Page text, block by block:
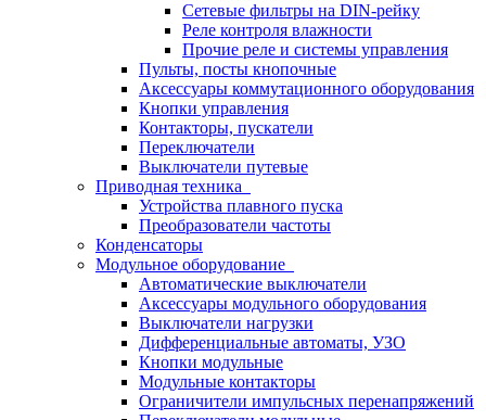
Сетевые фильтры на DIN-рейку
Реле контроля влажности
Прочие реле и системы управления
Пульты, посты кнопочные
Аксессуары коммутационного оборудования
Кнопки управления
Контакторы, пускатели
Переключатели
Выключатели путевые
Приводная техника
Устройства плавного пуска
Преобразователи частоты
Конденсаторы
Модульное оборудование
Автоматические выключатели
Аксессуары модульного оборудования
Выключатели нагрузки
Дифференциальные автоматы, УЗО
Кнопки модульные
Модульные контакторы
Ограничители импульсных перенапряжений